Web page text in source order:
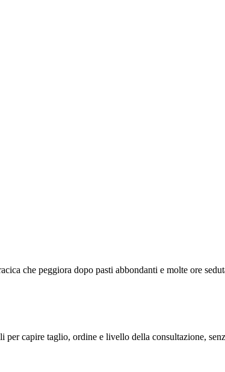
che peggiora dopo pasti abbondanti e molte ore
capire taglio, ordine e livello della consultazione,